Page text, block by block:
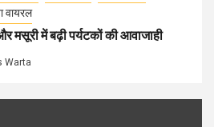
वायरल
मसूरी में बढ़ी पर्यटकों की आवाजाही
Warta